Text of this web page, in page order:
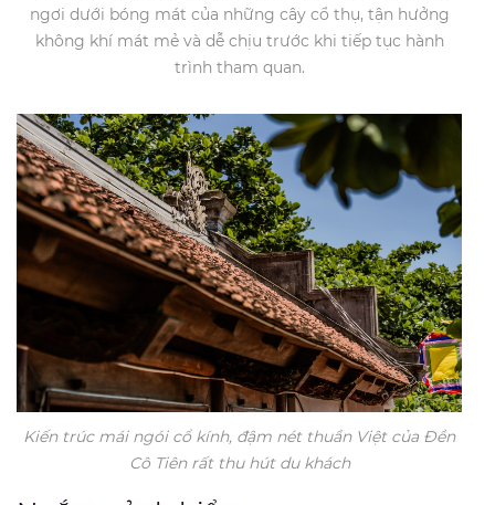
ngơi dưới bóng mát của những cây cổ thụ, tận hưởng
không khí mát mẻ và dễ chịu trước khi tiếp tục hành
trình tham quan.
Kiến trúc mái ngói cổ kính, đậm nét thuần Việt của Đền
Cô Tiên rất thu hút du khách